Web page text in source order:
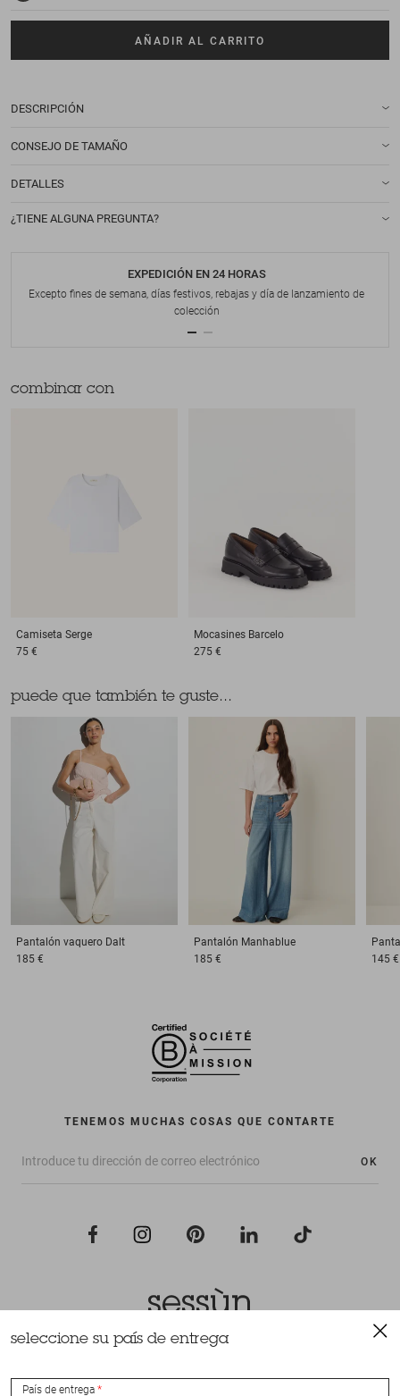
AÑADIR AL CARRITO
DESCRIPCIÓN
CONSEJO DE TAMAÑO
DETALLES
¿TIENE ALGUNA PREGUNTA?
EXPEDICIÓN EN 24 HORAS
Excepto fines de semana, días festivos, rebajas y día de lanzamiento de
colección
combinar con
Camiseta Serge
75 €
Mocasines Barcelo
275 €
puede que también te guste...
Pantalón vaquero Dalt
185 €
Pantalón Manhablue
185 €
145 €
TENEMOS MUCHAS COSAS QUE CONTARTE
OK
Todos los derechos reservados Sessùn 2022
seleccione su país de entrega
País de entrega